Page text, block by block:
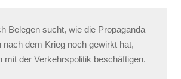
Belegen sucht, wie die Propaganda
nach dem Krieg noch gewirkt hat,
mit der Verkehrspolitik beschäftigen.